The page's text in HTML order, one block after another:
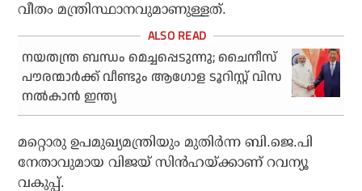
വീതം മന്ത്രിസ്ഥാനവുമാണുള്ളത്.
നയതന്ത്ര ബന്ധം മെച്ചപ്പെടുന്നു; ചൈനീസ്
പൗരന്മാര്‍ക്ക് വീണ്ടും ആഗോള ടൂറിസ്റ്റ് വിസ
നല്‍കാന്‍ ഇന്ത്യ
മറ്റൊരു ഉപമുഖ്യമന്ത്രിയും മുതിര്‍ന്ന ബി.ജെ.പി
നേതാവുമായ വിജയ് സിന്‍ഹയ്ക്കാണ് റവന്യൂ
വകുപ്പ്.